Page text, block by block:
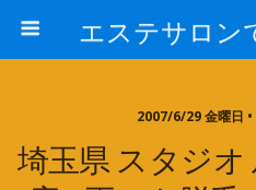
2007/6/29 金曜日
埼玉県 スタジ